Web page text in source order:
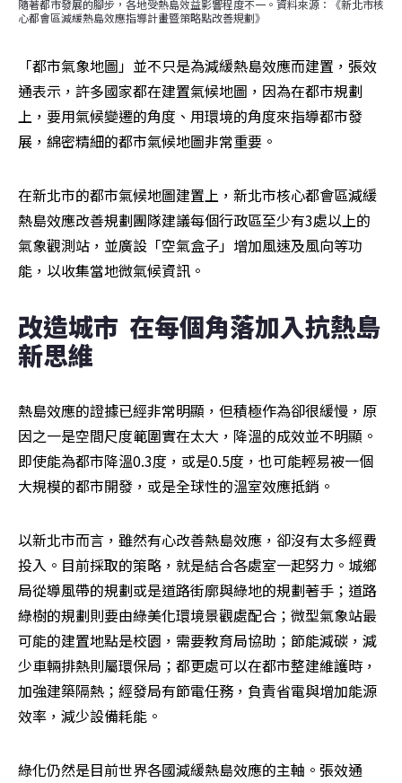
隨著都市發展的腳步，各地受熱島效益影響程度不一。資料來源：《新北市核
心都會區減緩熱島效應指導計畫暨策略點改善規劃》
「都市氣象地圖」並不只是為減緩熱島效應而建置，張效
通表示，許多國家都在建置氣候地圖，因為在都市規劃
上，要用氣候變遷的角度、用環境的角度來指導都市發
展，綿密精細的都市氣候地圖非常重要。
在新北市的都市氣候地圖建置上，新北市核心都會區減緩
熱島效應改善規劃團隊建議每個行政區至少有3處以上的
氣象觀測站，並廣設「空氣盒子」增加風速及風向等功
能，以收集當地微氣候資訊。
改造城市  在每個角落加入抗熱島
新思維
熱島效應的證據已經非常明顯，但積極作為卻很緩慢，原
因之一是空間尺度範圍實在太大，降溫的成效並不明顯。
即使能為都市降溫0.3度，或是0.5度，也可能輕易被一個
大規模的都市開發，或是全球性的溫室效應抵銷。
以新北市而言，雖然有心改善熱島效應，卻沒有太多經費
投入。目前採取的策略，就是結合各處室一起努力。城鄉
局從導風帶的規劃或是道路街廓與綠地的規劃著手；道路
綠樹的規劃則要由綠美化環境景觀處配合；微型氣象站最
可能的建置地點是校園，需要教育局協助；節能減碳，減
少車輛排熱則屬環保局；都更處可以在都市整建維護時，
加強建築隔熱；經發局有節電任務，負責省電與增加能源
效率，減少設備耗能。
綠化仍然是目前世界各國減緩熱島效應的主軸。張效通